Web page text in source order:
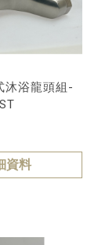
沐浴龍頭組-
資料